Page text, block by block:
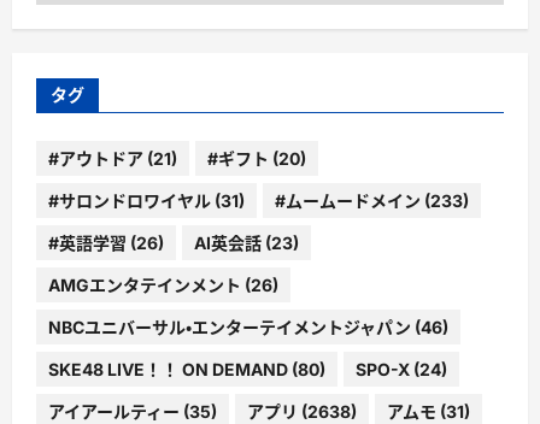
ゴ
ー
タグ
#アウトドア (21) #ギフト (20)
#サロンドロワイヤル (31) #ムームードメイン (233)
#英語学習 (26) AI英会話 (23)
AMGエンタテインメント (26)
NBCユニバーサル・エンターテイメントジャパン (46)
SKE48 LIVE！！ ON DEMAND (80) SPO-X (24)
アイアールティー (35) アプリ (2638) アムモ (31)